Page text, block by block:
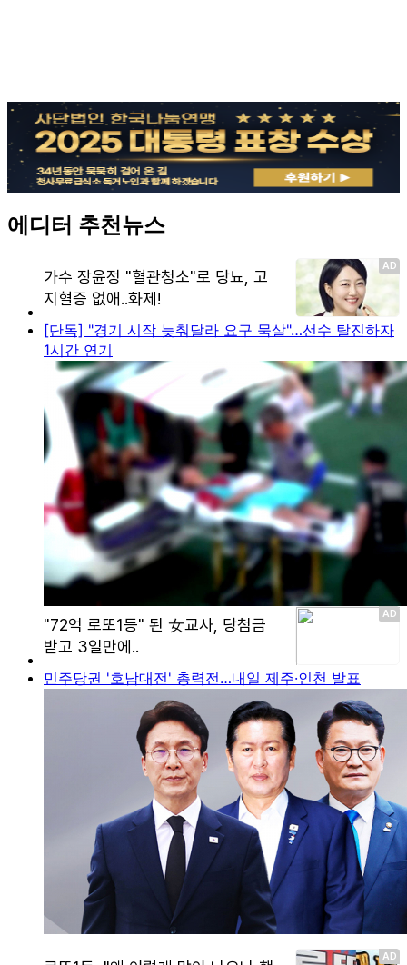
에디터 추천뉴스
[단독] "경기 시작 늦춰달라 요구 묵살"…선수 탈진하자
1시간 연기
민주당권 '호남대전' 총력전…내일 제주·인천 발표